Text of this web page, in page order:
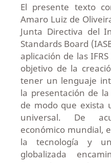
El presente texto
Amaro Luiz de
Junta Directiva del
Standards Board
aplicación de las
objetivo de la
tener un lenguaje
la presentación de
de modo que exista
universal. De
económico mundial,
la tecnología y
globalizada